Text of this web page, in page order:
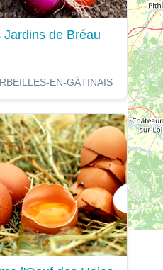
Jardins de Bréau
EN-GÂTINAIS